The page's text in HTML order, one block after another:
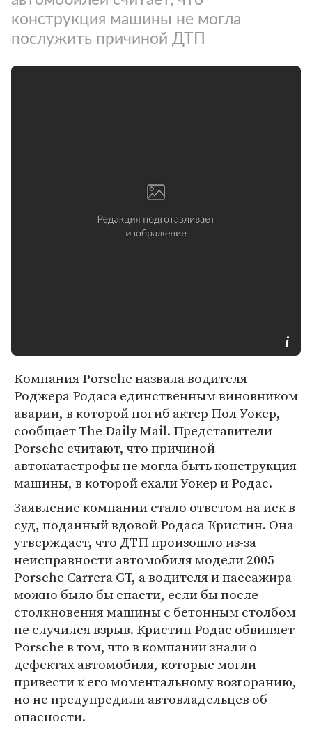
конструкция машины не могла
послужить причиной ДТП
Компания Porsche назвала водителя
Роджера Родаса единственным виновником
аварии, в которой погиб актер Пол Уокер,
сообщает The Daily Mail. Представители
Porsche считают, что причиной
автокатастрофы не могла быть конструкция
машины, в которой ехали Уокер и Родас.
Заявление компании стало ответом на иск в
суд, поданный вдовой Родаса Кристин. Она
утверждает, что ДТП произошло из-за
неисправности автомобиля модели 2005
Porsche Carrera GT, а водителя и пассажира
можно было бы спасти, если бы после
столкновения машины с бетонным столбом
не случился взрыв. Кристин Родас обвиняет
Porsche в том, что в компании знали о
дефектах автомобиля, которые могли
привести к его моментальному возгоранию,
но не предупредили автовладельцев об
опасности.